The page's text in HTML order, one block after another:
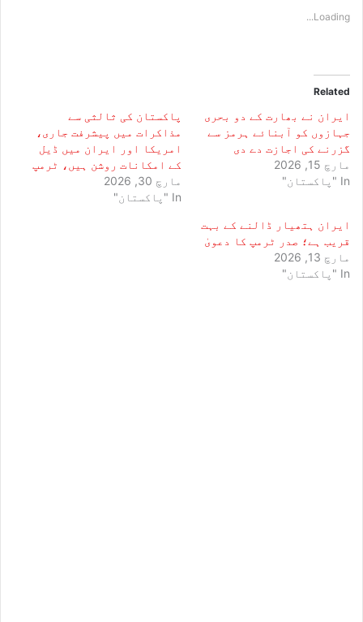
Loading...
Related
ایران نے بھارت کے دو بحری
جہازوں کو آبنائے ہرمز سے
گزرنے کی اجازت دے دی
مارچ 15, 2026
In "پاکستان"
پاکستان کی ثالثی سے
مذاکرات میں پیشرفت جاری،
امریکا اور ایران میں ڈیل
کے امکانات روشن ہیں، ٹرمپ
مارچ 30, 2026
In "پاکستان"
ایران ہتھیار ڈالنے کے بہت
قریب ہے؛ صدر ٹرمپ کا دعویٰ
مارچ 13, 2026
In "پاکستان"